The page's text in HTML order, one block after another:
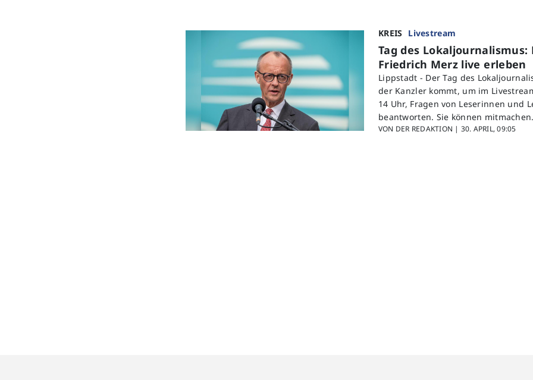
KREIS Livestream
Tag des Lokaljournalismus:
Friedrich Merz live erleben
Lippstadt - Der Tag des
der Kanzler kommt, um im
14 Uhr, Fragen von Leserinnen und
beantworten. Sie können mitmachen.
VON DER REDAKTION | 30. APRIL, 09:05